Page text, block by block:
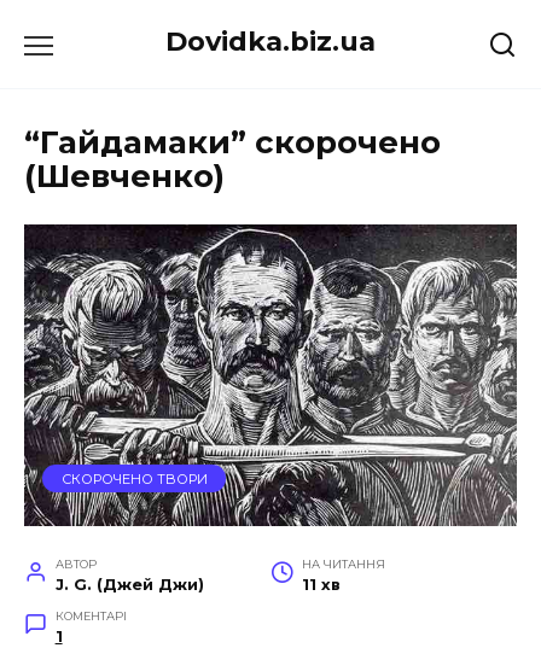
до
Dovidka.biz.ua
“Гайдамаки” скорочено
(Шевченко)
СКОРОЧЕНО ТВОРИ
АВТОР
J. G. (Джей Джи)
НА ЧИТАННЯ
11 хв
КОМЕНТАРІ
1